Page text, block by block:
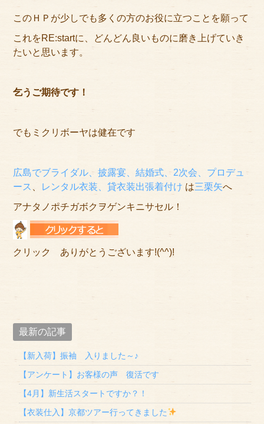
このＨＰが少しでも多くの方のお役に立つことを願って
これをRE:startに、どんどん良いものに磨き上げていき
たいと思います。
乞うご期待です！
でもミクリボーヤは健在です
広島でブライダル、披露宴、結婚式、2次会、プロデュ
ース
レンタル衣装、貸衣装出張着付け は三栗矢へ
アナタノポチガボクヲゲンキニサセル！
クリック ありがとうございます!(^^)!
最新の記事
【新入荷】振袖 入りました～♪
【アンケート】お客様の声 復活です
【4月】新生活スタートですか？！
【衣装仕入】京都ツアー行ってきました